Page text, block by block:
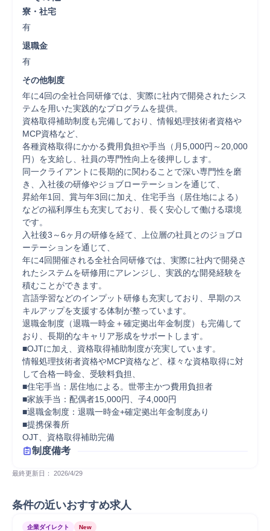
寮・社宅
有
退職金
有
その他制度
年に4回の全社合同研修では、実際に社内で開発されたシス
テムを用いた実践的なプログラムを提供。
資格取得補助制度も完備しており、情報処理技術者資格や
MCP資格など、
各種資格取得にかかる費用負担や手当（月5,000円～20,000
円）を支給し、社員の専門性向上を後押しします。
同一クライアントに長期的に関わることで深い専門性を磨
き、入社後の研修やジョブローテーションを通じて、
昇給年1回、賞与年3回に加え、住宅手当（居住地による）
などの福利厚生も充実しており、長く安心して働ける環境
です。
入社後3～6ヶ月の研修を経て、上位層の社員とのジョブロ
ーテーションを通じて、
年に4回開催される全社合同研修では、実際に社内で開発さ
れたシステムを研修用にアレンジし、実践的な開発経験を
積むことができます。
言語学習などのインプット研修も充実しており、早期のス
キルアップを支援する体制が整っています。
退職金制度（退職一時金＋確定拠出年金制度）も完備して
おり、長期的なキャリア形成をサポートします。
■OJTに加え、資格取得補助制度が充実しています。
情報処理技術者資格やMCP資格など、様々な資格取得に対
して合格一時金、受験料負担、
■住宅手当：居住地による。世帯主かつ費用負担者
■家族手当：配偶者15,000円、子4,000円
■退職金制度：退職一時金+確定拠出年金制度あり
■提携保養所
OJT、資格取得補助完備
制度備考
最終更新日： 2026/4/29
条件の近いおすすめ求人
企業ダイレクト New